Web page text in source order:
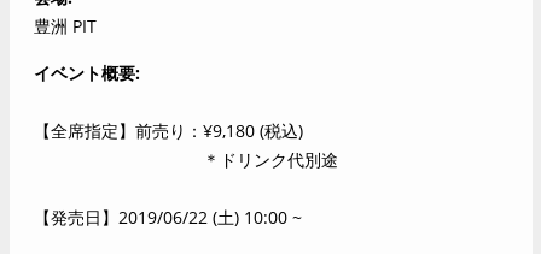
豊洲 PIT
イベント概要
【全席指定】前売り：¥9,180 (税込)
＊ドリンク代別途
【発売日】2019/06/22 (土) 10:00 ~